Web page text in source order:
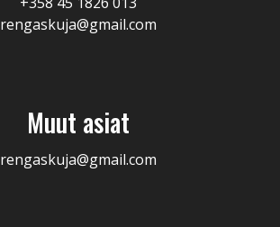
rengaskuja@gmail.com
Muut asiat
rengaskuja@gmail.com